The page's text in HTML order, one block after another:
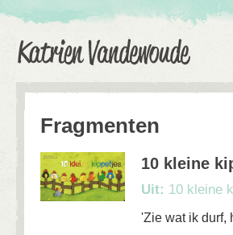
Katrien Vandewoude
Fragmenten
10 kleine
Uit: 10 kleine
'Zie wat ik durf,